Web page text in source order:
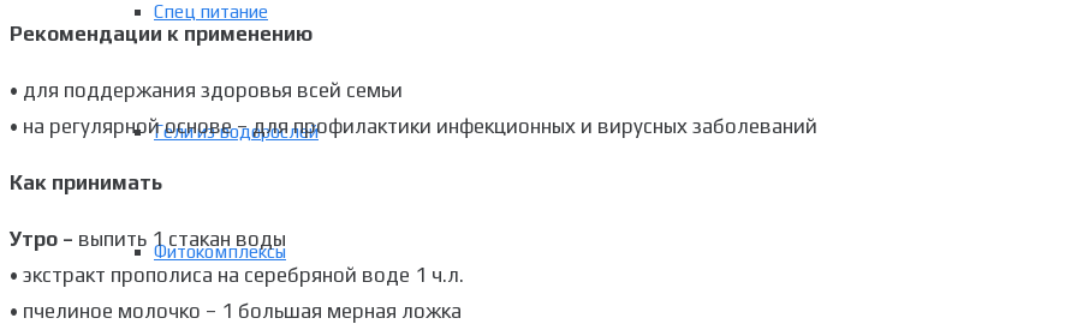
Спец питание
Гели из водорослей
Фитокомплексы
Рекомендации к применению
• для поддержания здоровья всей семьи
• на регулярной основе – для профилактики инфекционных и вирусных заболеваний
Как принимать
Утро – выпить 1 стакан воды
• экстракт прополиса на серебряной воде 1 ч.л.
• пчелиное молочко – 1 большая мерная ложка